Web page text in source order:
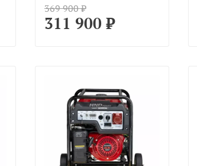
369 900 ₽
311 900 ₽